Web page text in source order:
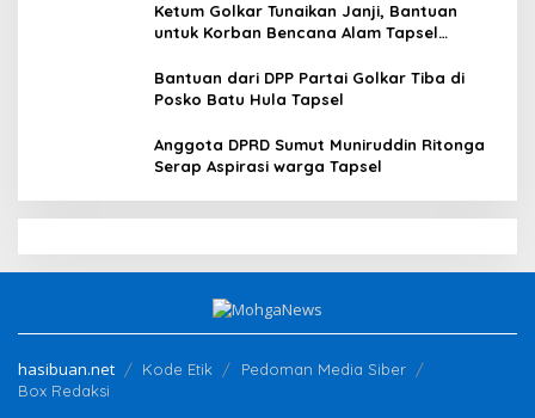
Ketum Golkar Tunaikan Janji, Bantuan
untuk Korban Bencana Alam Tapsel
Bantuan dari DPP Partai Golkar Tiba di
Posko Batu Hula Tapsel
Anggota DPRD Sumut Muniruddin Ritonga
Serap Aspirasi warga Tapsel
hasibuan.net Kode Etik
Pedoman Media Siber
Box Redaksi